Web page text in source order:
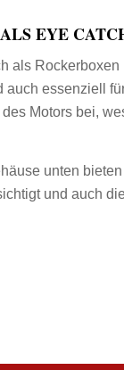
EYE
als
essenziell
Motors bei,
unten
und auch